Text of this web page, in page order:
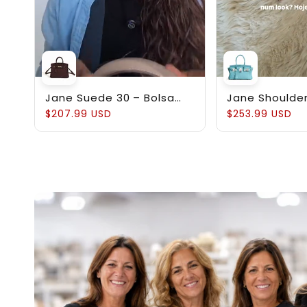
Jane Suede 30 – Bolsa
em Couro Suede
$207.99 USD
Jane
Estruturada
$253.99 USD